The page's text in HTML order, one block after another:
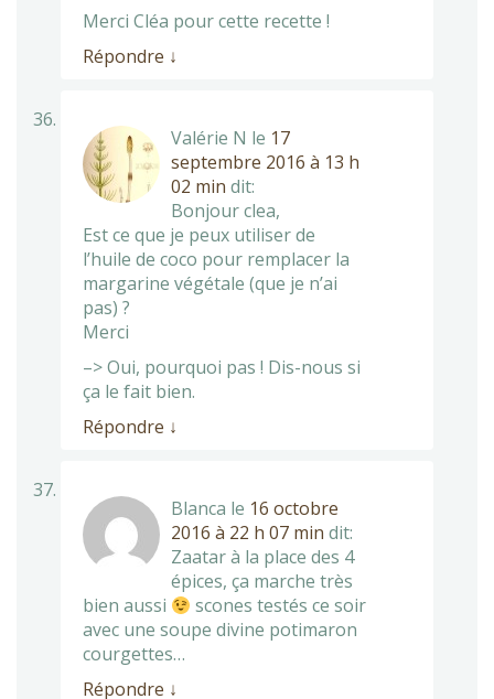
Merci Cléa pour cette recette !
Répondre ↓
Valérie N le 17
septembre 2016 à 13 h
02 min dit:
Bonjour clea,
Est ce que je peux utiliser de
l’huile de coco pour remplacer la
margarine végétale (que je n’ai
pas) ?
Merci
–> Oui, pourquoi pas ! Dis-nous si
ça le fait bien.
Répondre ↓
Blanca le 16 octobre
2016 à 22 h 07 min dit:
Zaatar à la place des 4
épices, ça marche très
bien aussi
scones testés ce soir
avec une soupe divine potimaron
courgettes…
Répondre ↓